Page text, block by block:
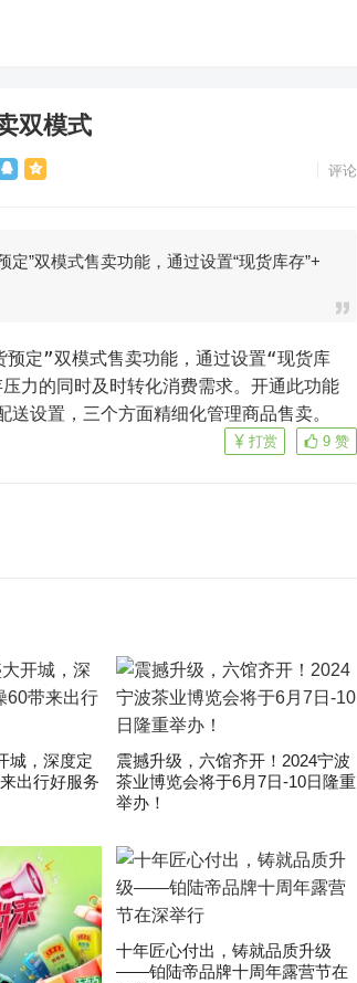
双模式
评论
”双模式售卖功能，通过设置“现货库存”+
力的同时及时转化消费需求。开通此功能
设置，三个方面精细化管理商品售卖。
9 赞
打赏
城，深度定
出行好服务
震撼升级，六馆齐开！2024宁波
茶业博览会将于6月7日-10日隆重
举办！
十年匠心付出，铸就品质升级
——铂陆帝品牌十周年露营节在